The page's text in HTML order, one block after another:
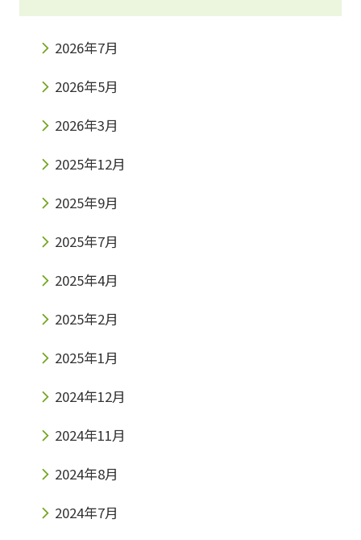
2026年7月
2026年5月
2026年3月
2025年12月
2025年9月
2025年7月
2025年4月
2025年2月
2025年1月
2024年12月
2024年11月
2024年8月
2024年7月